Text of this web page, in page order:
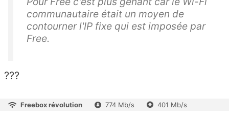
communautaire était un moyen de
contourner l'IP fixe qui est imposée par
Free.
???
Freebox révolution 774 Mb/s 401 Mb/s